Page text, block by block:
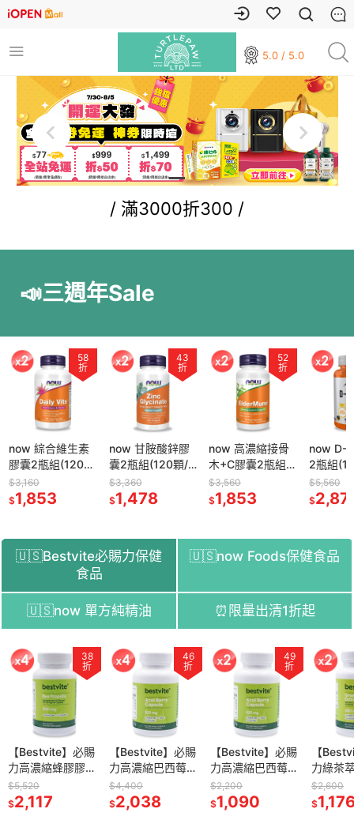
5.0 / 5.0
/ 滿3000折300 /
📣三週年Sale
58
折
now 綜合維生素
膠囊2瓶組(120
顆/瓶)
$3,160
$1,853
43
折
now 甘胺酸鋅膠
囊2瓶組(120顆/
瓶)
$3,360
$1,478
52
折
now 高濃縮接骨
木+C膠囊2瓶組
(90顆/瓶)
$3,560
$1,853
now D-
2瓶組
$5,560
$
🇺🇸Bestvite必賜力保健
食品
🇺🇸now Foods保健食品
🇺🇸now 單方純精油 ⏰限量出清1折起
38
折
【Bestvite】必賜
力高濃縮蜂膠膠囊
4瓶組(120顆/瓶)
$5,520
$2,117
46
折
【Bestvite】必賜
力高濃縮巴西莓膠
囊4瓶組(60顆/瓶)
$4,400
$2,038
49
折
【Bestvite】必賜
力高濃縮巴西莓膠
囊2瓶組(60顆/瓶)
$2,200
$1,090
【
力綠茶
素C膠
(120顆/
$2,600
$
51
折
糖膠囊2
顆/瓶)
54
折
now D-核糖膠囊1
瓶(120顆)
52
折
now 高濃縮接骨木
+C膠囊2瓶組(90
$
58
折
now 綜合維生素膠
囊2瓶組(120顆/
now 肉
Oil
$699
$540